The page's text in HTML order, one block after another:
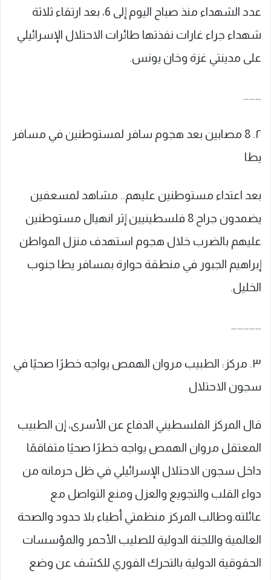
عدد الشهداء منذ صباح اليوم إلى 6، بعد ارتقاء ثلاثة
شهداء جراء غارات نفذتها طائرات الاحتلال الإسرائيلي
على مدينتي غزة وخان يونس.
………
٢. 8 مصابين بعد هجوم سافر لمستوطنين في مسافر
يطا
بعد اعتداء مستوطنين عليهم.. مشاهد لمسعفين
يضمدون جراح 8 فلسطينيين إثر انهيال مستوطنين
عليهم بالضرب خلال هجوم استهدف منزل المواطن
إبراهيم الجبور في منطقة حوارة بمسافر يطا جنوب
الخليل.
……………
٣. مركز: الطبيب مروان الهمص يواجه خطرًا صحيًا في
سجون الاحتلال
قال المركز الفلسطيني الدفاع عن الأسرى، إن الطبيب
المعتقل مروان الهمص يواجه خطرًا صحيًا متفاقمًا
داخل سجون الاحتلال الإسرائيلي في ظل حرمانه من
دواء القلب والتجويع والعزل ومنع التواصل مع
عائلته.وطالب المركز منظمتي أطباء بلا حدود والصحة
العالمية واللجنة الدولية للصليب الأحمر والمؤسسات
الحقوقية الدولية بالتحرك الفوري للكشف عن وضع